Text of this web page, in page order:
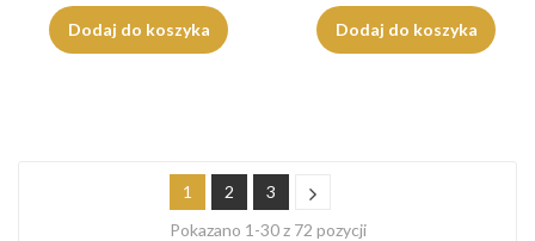
Dodaj do koszyka
Dodaj do koszyka
1 2
3
Pokazano 1-30 z 72 pozycji